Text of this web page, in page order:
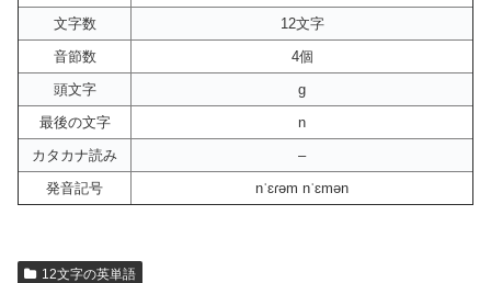
文字数
12文字
音節数
4個
頭文字
g
最後の文字
n
カタカナ読み
–
発音記号
nˈɛɾəm nˈɛmən
12文字の英単語